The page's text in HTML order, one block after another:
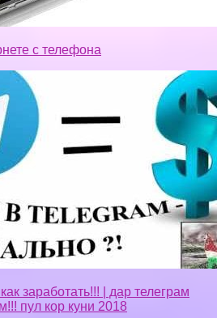
с телефона
заработать!!! | дар телеграм
пул кор куни 2018